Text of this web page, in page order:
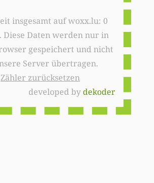
insgesamt auf woxx.lu: 0
Diese Daten werden nur in
gespeichert und nicht
Server übertragen.
Zähler zurücksetzen
developed bydekoder